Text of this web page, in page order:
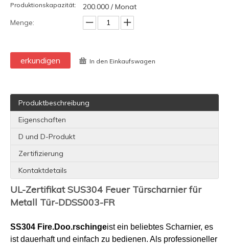
Produktionskapazität:
200.000 / Monat
Menge:
erkundigen In den Einkaufswagen
Produktbeschreibung
Eigenschaften
D und D-Produkt
Zertifizierung
Kontaktdetails
UL-Zertifikat SUS304 Feuer Türscharnier für
Metall Tür-DDSS003-FR
SS304 Fire.Doo.rschingeist ein beliebtes Scharnier, es
ist dauerhaft und einfach zu bedienen. Als professioneller